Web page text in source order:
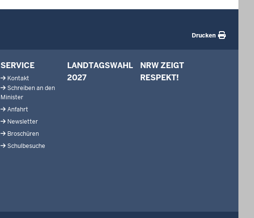
Drucken
SERVICE
Kontakt
Schreiben an den
Minister
Anfahrt
Newsletter
Broschüren
Schulbesuche
LANDTAGSWAHL
2027
NRW ZEIGT
RESPEKT!